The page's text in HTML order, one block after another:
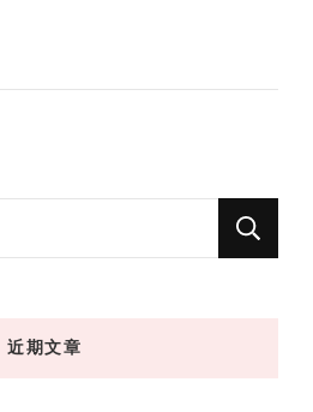
近期文章